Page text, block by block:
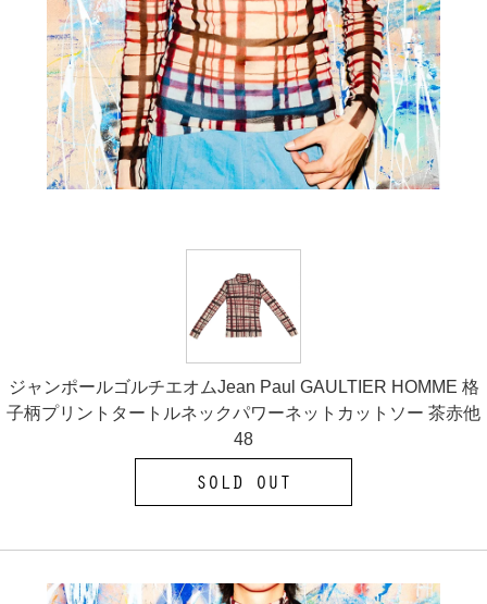
ジャンポールゴルチエオムJean Paul GAULTIER HOMME 格
子柄プリントタートルネックパワーネットカットソー 茶赤他
48
SOLD OUT